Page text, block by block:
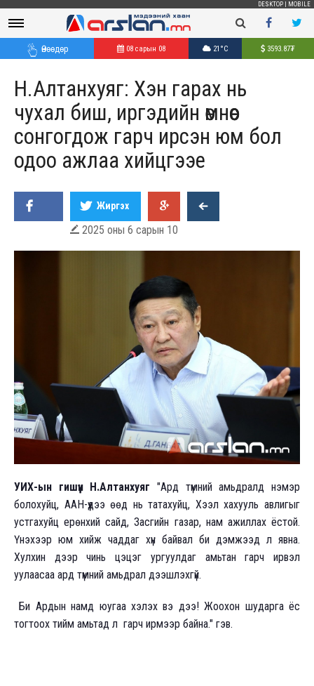
DESKTOP MOBILE
Өнөөдөр 08 сарын 08 21°C 3593.87₮
Н.Алтанхуяг: Хэн гарах нь
чухал биш, иргэдийн өмнөөс
сонгогдож гарч ирсэн юм бол
одоо ажлаа хийцгээе
Жиргэх
 2025 оны 6 сарын 10
УИХ-ын гишүүн Н.Алтанхуяг "Ард түмний амьдралд нэмэр
болохуйц, ААН-үүдээ өөд нь татахуйц, Хээл хахууль авлигыг
устгахуйц ерөнхий сайд, Засгийн газар, нам ажиллах ёстой.
Үнэхээр юм хийж чаддаг хүн байвал би дэмжээд л явна.
Хулхин дээр чинь цэцэг ургуулдаг амьтан гарч ирвэл
уулаасаа ард түмний амьдрал дээшлэхгүй.
Би Ардын намд юугаа хэлэх вэ дээ! Жоохон шударга ёс
тогтоох тийм амьтад л гарч ирмээр байна." гэв.